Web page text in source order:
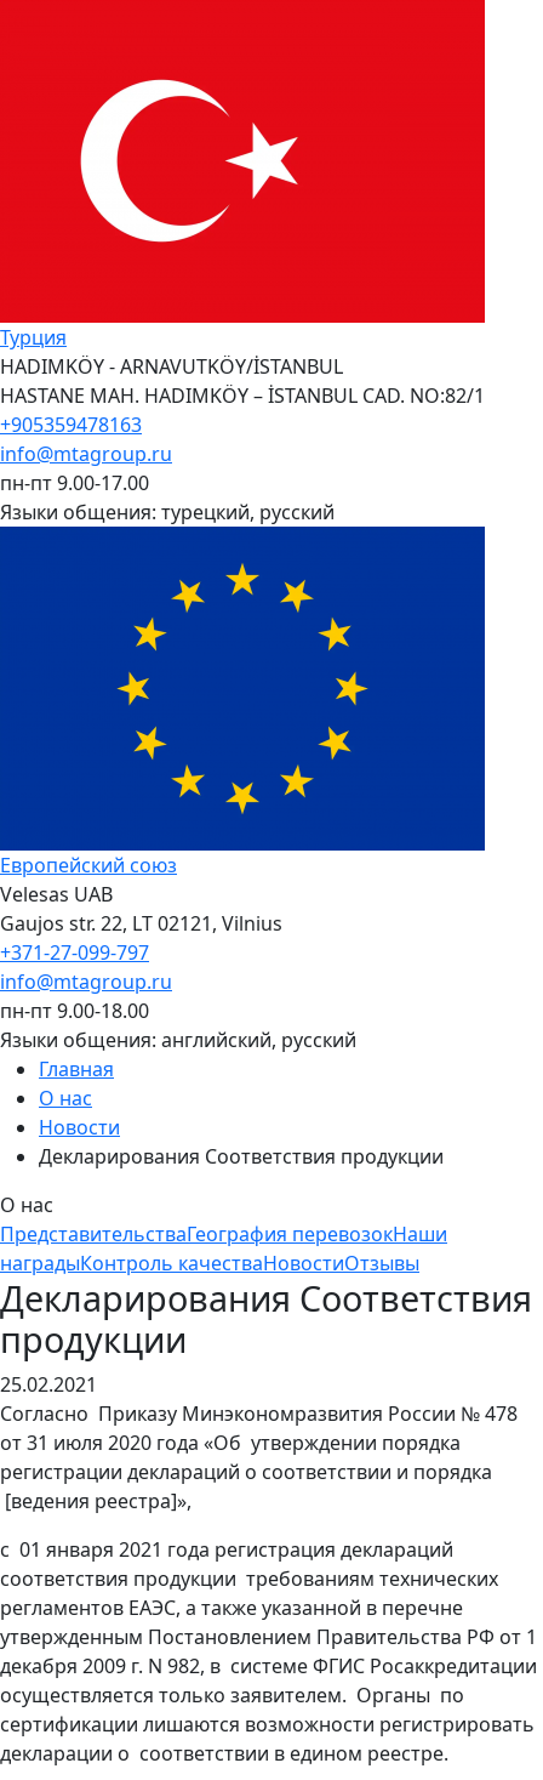
Турция
HADIMKÖY - ARNAVUTKÖY/İSTANBUL
HASTANE MAH. HADIMKÖY – İSTANBUL CAD. NO:82/1
+905359478163
info@mtagroup.ru
пн-пт 9.00-17.00
Языки общения: турецкий, русский
Европейский союз
Velesas UAB
Gaujos str. 22, LT 02121, Vilnius
+371-27-099-797
info@mtagroup.ru
пн-пт 9.00-18.00
Языки общения: английский, русский
Главная
О нас
Новости
Декларирования Соответствия продукции
О нас
ПредставительстваГеография перевозокНаши
наградыКонтроль качестваНовостиОтзывы
Декларирования Соответствия
продукции
25.02.2021
Согласно Приказу Минэкономразвития России № 478
от 31 июля 2020 года «Об утверждении порядка
регистрации деклараций о соответствии и порядка
[ведения реестра]»,
с 01 января 2021 года регистрация деклараций
соответствия продукции требованиям технических
регламентов ЕАЭС, а также указанной в перечне
утвержденным Постановлением Правительства РФ от 1
декабря 2009 г. N 982, в системе ФГИС Росаккредитации
осуществляется только заявителем. Органы по
сертификации лишаются возможности регистрировать
декларации о соответствии в едином реестре.